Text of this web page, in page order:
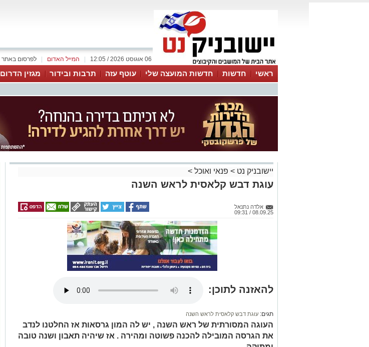
לפרסום באתר המייל האדום 06 אוגוסט 2026 / 12:05
ראשי חדשות חדשות המועצה שלי עוטף עזה תרבות ובידור מגזין הדרום
יישובניק נט > פנאי ואוכל >
עוגת דבש קלאסית לראש השנה
אלדה נתנאל
08.09.25 / 09:31
להאזנה לתוכן:
תגים: עוגת דבש קלאסית לראש השנה
העוגה המסורתית של ראש השנה , יש לה המון גרסאות אז החלטנו לנדב
את הגרסה המובילה להכנה פשוטה ומהירה . אז שיהיה תאבון ושנה טובה